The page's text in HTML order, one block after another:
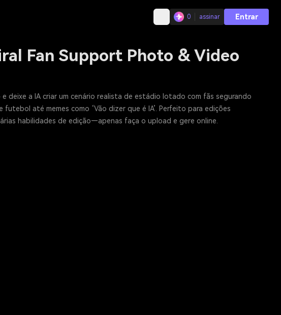
0 assinar Entrar
Fan Support Photo & Video
deixe a IA criar um cenário realista de estádio lotado com fãs segurando
até memes como ‘Vão dizer que é IA’. Perfeito para edições
habilidades de edição—apenas faça o upload e gere online.